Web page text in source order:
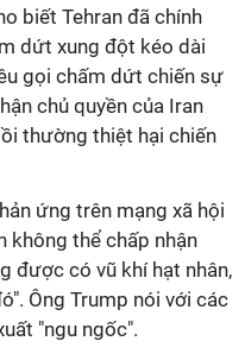
biết Tehran đã chính
dứt xung đột kéo dài
gọi chấm dứt chiến sự
chủ quyền của Iran
thường thiệt hại chiến
ứng trên mạng xã hội
không thể chấp nhận
được có vũ khí hạt nhân,
Ông Trump nói với các
"ngu ngốc".